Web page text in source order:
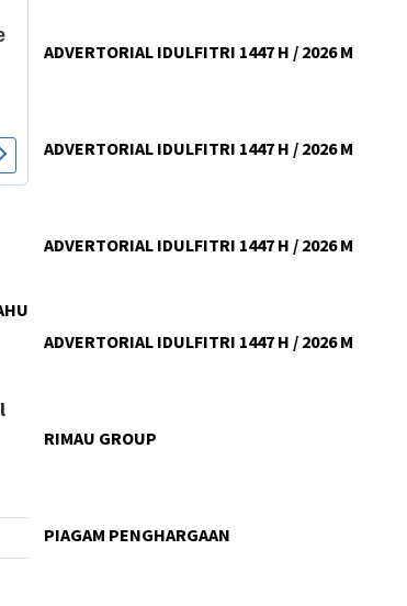
ADVERTORIAL IDULFITRI 1447 H / 2026 M
ADVERTORIAL IDULFITRI 1447 H / 2026 M
ADVERTORIAL IDULFITRI 1447 H / 2026 M
ADVERTORIAL IDULFITRI 1447 H / 2026 M
RIMAU GROUP
PIAGAM PENGHARGAAN